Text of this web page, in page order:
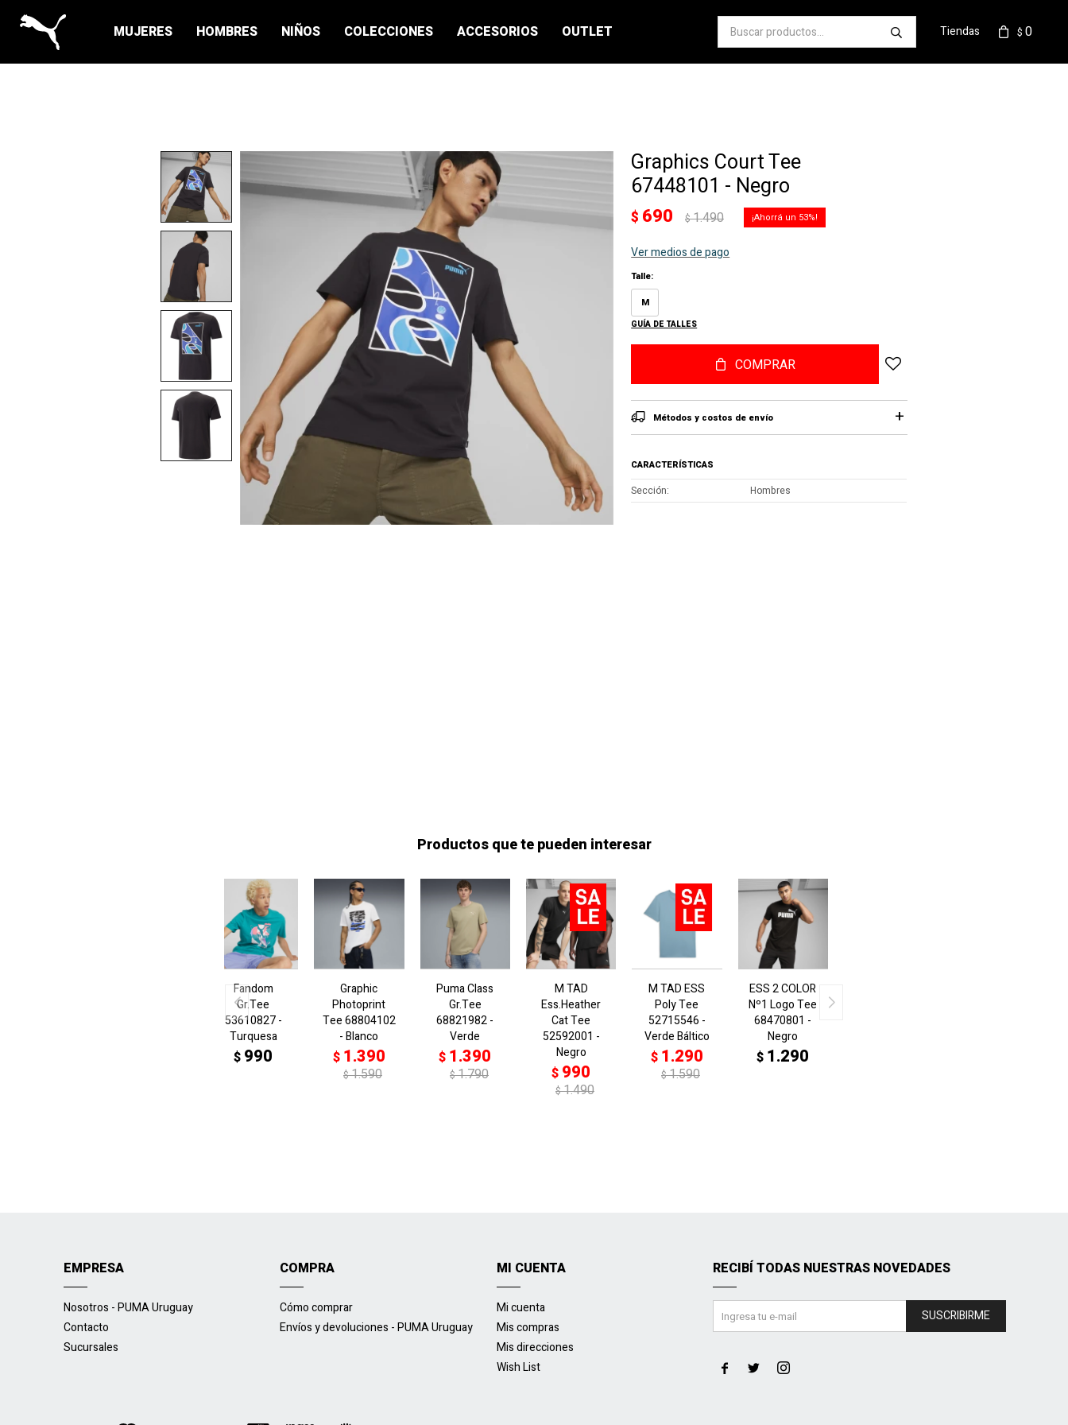
MUJERES HOMBRES NIÑOS COLECCIONES ACCESORIOS OUTLET $ 0
Tiendas
Graphics Court Tee
67448101 - Negro
$ 690 $1.490 53
Ver medios de pago
Talle:
M
GUÍA DE TALLES
COMPRAR
Métodos y costos de envío
CARACTERÍSTICAS
Sección Hombres
Productos que te pueden interesar
Fandom
Gr.Tee
53610827 -
Turquesa
$ 990
Graphic
Photoprint
Tee 68804102
- Blanco
$ 1.390
$1.590
Puma Class
Gr.Tee
68821982 -
Verde
$ 1.390
$1.790
M TAD
Ess.Heather
Cat Tee
52592001 -
Negro
$ 990
$1.490
M TAD ESS
Poly Tee
52715546 -
Verde Báltico
$ 1.290
$1.590
ESS 2 COLOR
Nº1 Logo Tee
68470801 -
Negro
$ 1.290
EMPRESA
Nosotros - PUMA Uruguay
Contacto
Sucursales
COMPRA
Cómo comprar
Envíos y devoluciones - PUMA Uruguay
MI CUENTA
Mi cuenta
Mis compras
Mis direcciones
Wish List
RECIBÍ TODAS NUESTRAS NOVEDADES
SUSCRIBIRME
  